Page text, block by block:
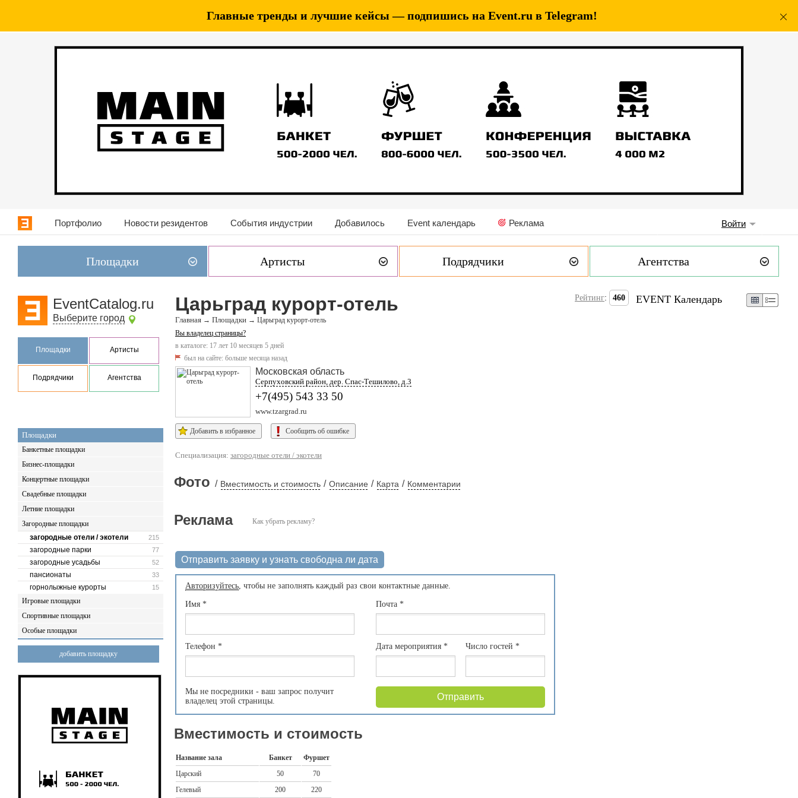
Главные тренды и лучшие кейсы — подпишись на Event.ru в Telegram!
Портфолио Новости резидентов События индустрии Добавилось Event календарь Реклама Войти
Площадки Артисты Подрядчики Агентства
EventCatalog.ru
Выберите город
Площадки Артисты
Подрядчики Агентства
Площадки
Банкетные площадки
Бизнес-площадки
Концертные площадки
Свадебные площадки
Летние площадки
Загородные площадки
215
загородные отели / экотели
77
загородные парки
52
загородные усадьбы
33
пансионаты
15
горнолыжные курорты
Игровые площадки
Спортивные площадки
Особые площадки
добавить площадку
Царьград курорт-отель
Главная → Площадки → Царьград курорт-отель
Вы владелец страницы?
в каталоге: 17 лет 10 месяцев 5 дней
был на сайте: больше месяца назад
Рейтинг: 460
Московская область
Серпуховский район, дер. Спас-Тешилово, д.3
+7(495) 543 33 50
www.tzargrad.ru
Добавить в избранное Сообщить об ошибке
Специализация: загородные отели / экотели
Фото / Вместимость и стоимость / Описание / Карта / Комментарии
Как убрать рекламу?
Реклама
Отправить заявку и узнать свободна ли дата
Авторизуйтесь, чтобы не заполнять каждый раз свои контактные данные.
Имя *
Телефон *
Мы не посредники - ваш запрос получит
владелец этой страницы.
Почта*
Дата мероприятия* Число гостей*
Отправить
Вместимость и стоимость
Название зала Банкет
Фуршет
Царский
50
70
Гелевый
200
220
EVENT Календарь